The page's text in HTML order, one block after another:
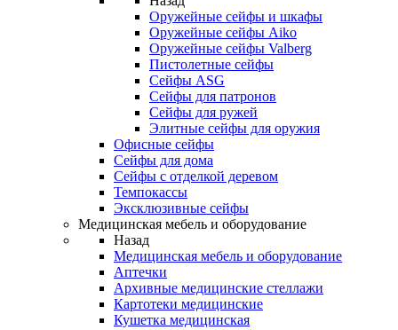
Оружейные сейфы и шкафы
Оружейные сейфы Aiko
Оружейные сейфы Valberg
Пистолетные сейфы
Сейфы ASG
Сейфы для патронов
Сейфы для ружей
Элитные сейфы для оружия
Офисные сейфы
Сейфы для дома
Сейфы с отделкой деревом
Темпокассы
Эксклюзивные сейфы
Медицинская мебель и оборудование
Назад
Медицинская мебель и оборудование
Аптечки
Архивные медицинские стеллажи
Картотеки медицинские
Кушетка медицинская